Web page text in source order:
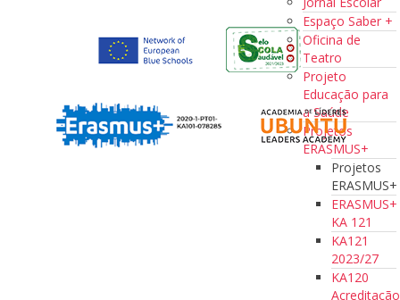
Espaço Saber +
Oficina de
Teatro
Projeto
Educação para
a Saúde
Projetos
ERASMUS+
Projetos
ERASMUS+
ERASMUS+
KA 121
KA121
2023/27
KA120
Acreditação